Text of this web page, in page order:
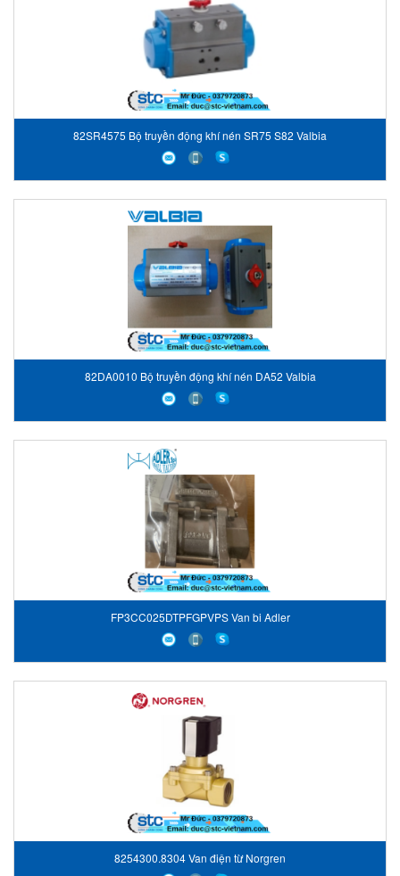
82SR4575 Bộ truyền động khí nén SR75 S82 Valbia
82DA0010 Bộ truyền động khí nén DA52 Valbia
FP3CC025DTPFGPVPS Van bi Adler
8254300.8304 Van điện từ Norgren